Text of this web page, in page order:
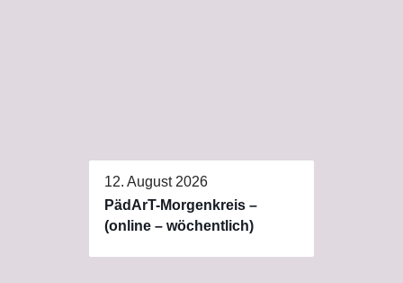
12. August 2026
PädArT-Morgenkreis –
(online – wöchentlich)